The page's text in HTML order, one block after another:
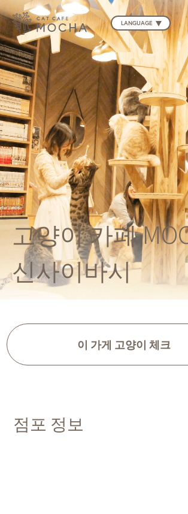
LANGUAGE
고양이 카페
신사이바시
이 가게 고양이 체크
점포 정보